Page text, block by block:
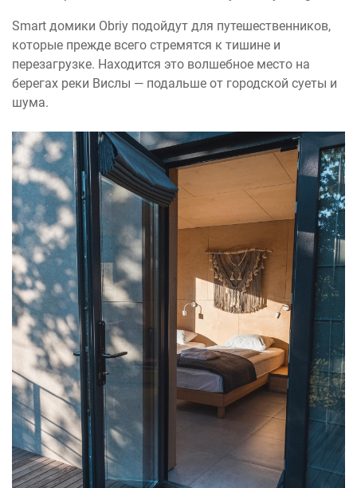
Smart домики Obriy подойдут для путешественников,
которые прежде всего стремятся к тишине и
перезагрузке. Находится это волшебное место на
берегах реки Вислы — подальше от городской суеты и
шума.